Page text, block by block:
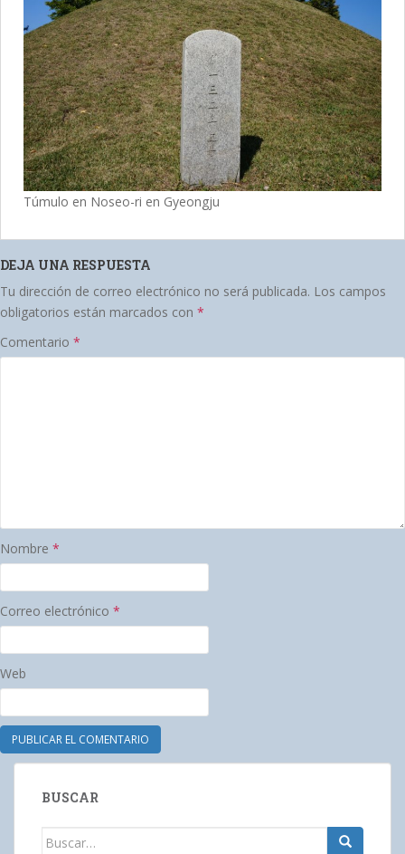
Túmulo en Noseo-ri en Gyeongju
DEJA UNA RESPUESTA
Tu dirección de correo electrónico no será publicada. Los campos
obligatorios están marcados con *
Comentario *
Nombre *
Correo electrónico *
Web
BUSCAR
Buscar: